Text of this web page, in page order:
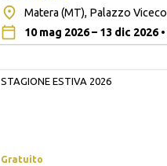
Matera (MT), Palazzo
10 mag 2026 – 13 dic 2026•
STAGIONE ESTIVA 2026
Gratuito